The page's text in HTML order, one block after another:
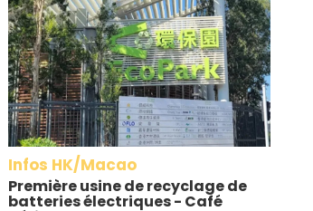
Infos HK/Macao
Première usine de recyclage de
batteries électriques - Café